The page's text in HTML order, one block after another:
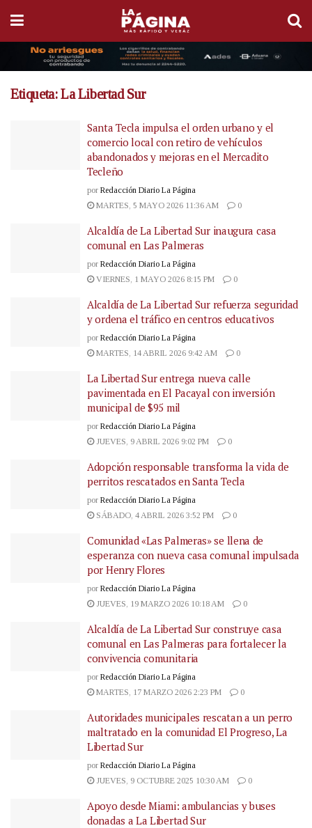
Etiqueta:La Libertad Sur
Santa Tecla impulsa el orden urbano y el
comercio local con retiro de vehículos
abandonados y mejoras en el Mercadito
Tecleño
por Redacción Diario La Página
MARTES, 5 MAYO 2026 11:36 AM
0
Alcaldía de La Libertad Sur inaugura casa
comunal en Las Palmeras
por Redacción Diario La Página
VIERNES, 1 MAYO 2026 8:15 PM
0
Alcaldía de La Libertad Sur refuerza seguridad
y ordena el tráfico en centros educativos
por Redacción Diario La Página
MARTES, 14 ABRIL 2026 9:42 AM
0
La Libertad Sur entrega nueva calle
pavimentada en El Pacayal con inversión
municipal de $95 mil
por Redacción Diario La Página
JUEVES, 9 ABRIL 2026 9:02 PM
0
Adopción responsable transforma la vida de
perritos rescatados en Santa Tecla
por Redacción Diario La Página
SÁBADO, 4 ABRIL 2026 3:52 PM
0
Comunidad «Las Palmeras» se llena de
esperanza con nueva casa comunal impulsada
por Henry Flores
por Redacción Diario La Página
JUEVES, 19 MARZO 2026 10:18 AM
0
Alcaldía de La Libertad Sur construye casa
comunal en Las Palmeras para fortalecer la
convivencia comunitaria
por Redacción Diario La Página
MARTES, 17 MARZO 2026 2:23 PM
0
Autoridades municipales rescatan a un perro
maltratado en la comunidad El Progreso, La
Libertad Sur
por Redacción Diario La Página
JUEVES, 9 OCTUBRE 2025 10:30 AM
0
Apoyo desde Miami: ambulancias y buses
donadas a La Libertad Sur